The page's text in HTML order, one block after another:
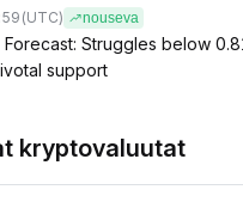
(UTC) nouseva
Forecast: Struggles below
support
kryptovaluutat